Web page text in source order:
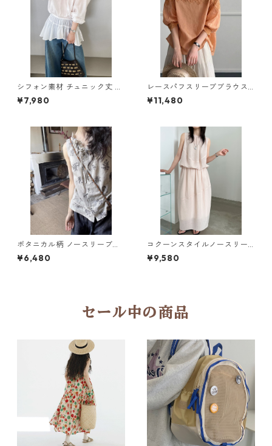
シフォン素材 チュニック丈 ブ
ラウス K 260046
¥7,980
レースパフスリーブブラウス2
col H 260123
¥11,480
ボタニカル柄 ノースリーブブ
ラウス H 260121
¥6,480
コクーンスタイルノースリー
ブトップス＆スカートセット 2
col Y 260088
¥9,580
セール中の商品